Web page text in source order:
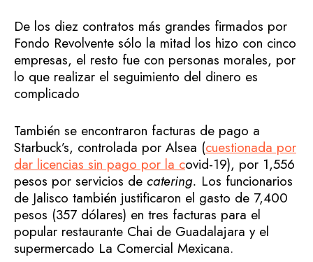
De los diez contratos más grandes firmados por
Fondo Revolvente sólo la mitad los hizo con cinco
empresas, el resto fue con personas morales, por
lo que realizar el seguimiento del dinero es
complicado
También se encontraron facturas de pago a
Starbuck’s, controlada por Alsea (cuestionada por
dar licencias sin pago por la covid-19), por 1,556
pesos por servicios de catering. Los funcionarios
de Jalisco también justificaron el gasto de 7,400
pesos (357 dólares) en tres facturas para el
popular restaurante Chai de Guadalajara y el
supermercado La Comercial Mexicana.